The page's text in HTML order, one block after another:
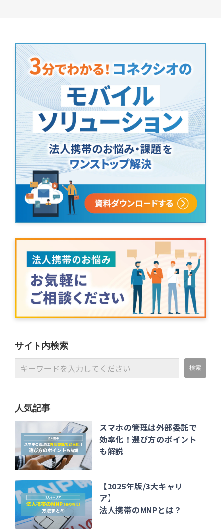
サイト内検索
人気記事
スマホの管理は外部委託で
効率化！選び方のポイント
も解説
【2025年版/3大キャリ
ア】
法人携帯のMNPとは？